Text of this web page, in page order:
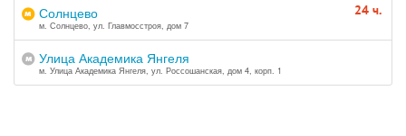
Солнцево
м. Солнцево, ул. Главмосстроя, дом 7
24 ч.
Улица Академика Янгеля
м. Улица Академика Янгеля, ул. Россошанская, дом 4, корп. 1